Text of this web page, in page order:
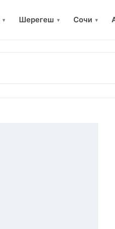
▾ Шерегеш ▾ Сочи ▾